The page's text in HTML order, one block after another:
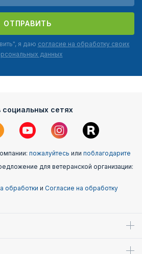
ОТПРАВИТЬ
я даю согласие на обработку своих
данных
сетях
пожалуйтесь или поблагодарите
для ветеранской организации:
обработки и Согласие на обработку